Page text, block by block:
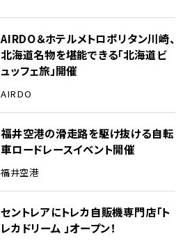
AIRDO＆ホテルメトロポリタン川崎、
北海道名物を堪能できる「北海道ビ
ュッフェ旅」開催
AIRDO
福井空港の滑走路を駆け抜ける自転
車ロードレースイベント開催
福井空港
セントレアにトレカ自販機専門店「ト
レカドリーム 」オープン！